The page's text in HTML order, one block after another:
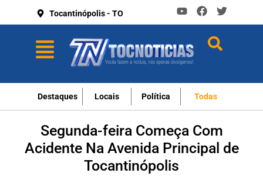
Tocantinópolis - TO
Destaques Locais Política Todas
Segunda-feira Começa Com
Acidente Na Avenida Principal de
Tocantinópolis